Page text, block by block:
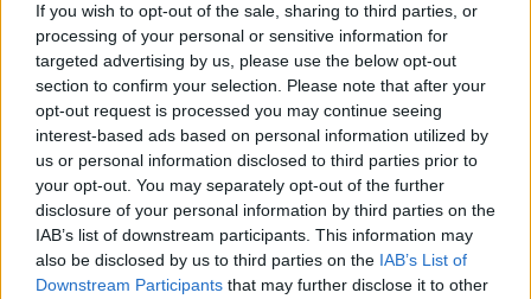
If you wish to opt-out of the sale, sharing to third parties, or
processing of your personal or sensitive information for
targeted advertising by us, please use the below opt-out
section to confirm your selection. Please note that after your
opt-out request is processed you may continue seeing
interest-based ads based on personal information utilized by
us or personal information disclosed to third parties prior to
your opt-out. You may separately opt-out of the further
disclosure of your personal information by third parties on the
IAB’s list of downstream participants. This information may
also be disclosed by us to third parties on the IAB’s List of
Downstream Participants that may further disclose it to other